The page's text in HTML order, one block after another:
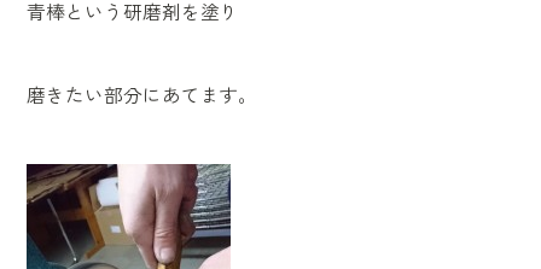
青棒という研磨剤を塗り
磨きたい部分にあてます。